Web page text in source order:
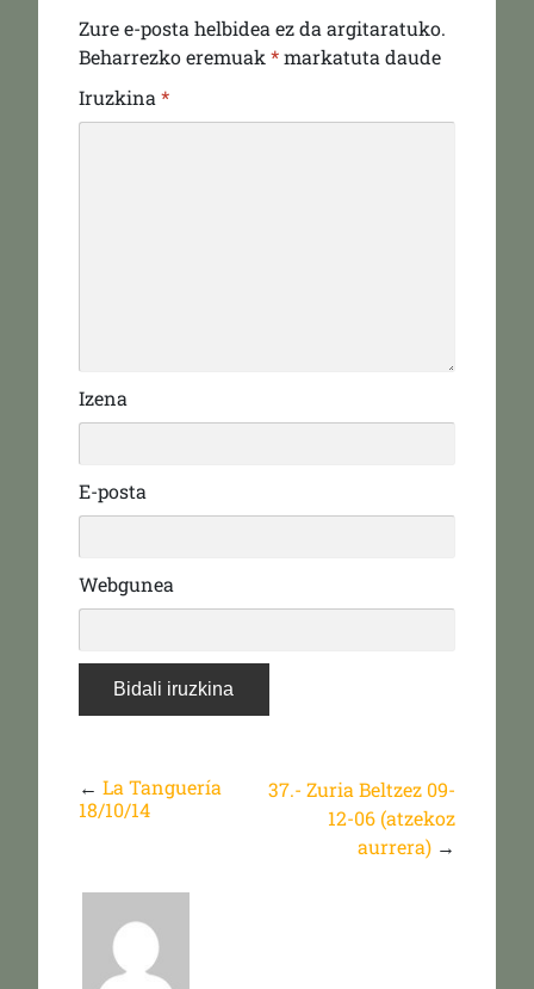
Zure e-posta helbidea ez da argitaratuko.
Beharrezko eremuak *markatuta daude
Iruzkina *
Izena
E-posta
Webgunea
← La Tanguería
18/10/14
37.- Zuria Beltzez 09-
12-06 (atzekoz
aurrera) →